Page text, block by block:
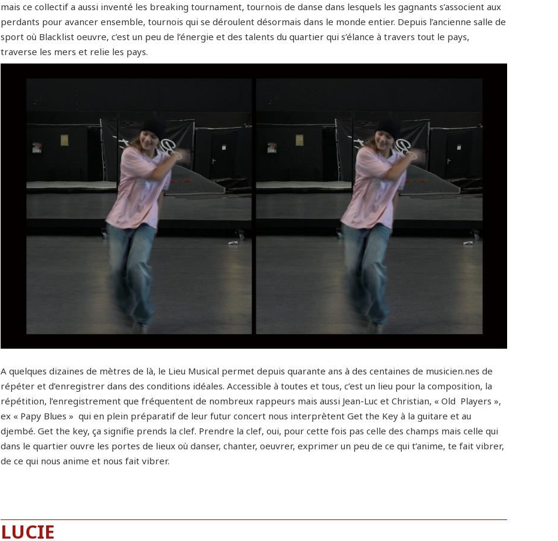
mais ce collectif a aussi inventé les breaking tournament, tournois de danse dans lesquels les gagnants s’associent aux
perdants pour avancer ensemble, tournois qui se déroulent désormais dans le monde entier. Depuis l’ancienne salle de
sport où Blacklist oeuvre, c’est un peu de l’énergie et des talents du quartier qui s’élance à travers tout le pays,
traverse les mers et relie les pays.
A quelques dizaines de mètres de là, le Lieu Musical permet depuis quarante ans à des centaines de musicien.nes de
répéter et d’enregistrer dans des conditions idéales. Accessible à toutes et tous, c’est un lieu pour la composition, la
répétition, l’enregistrement que fréquentent de nombreux rappeurs mais aussi Jean-Luc et Christian, « Old Players »,
ex « Papy Blues » qui en plein préparatif de leur futur concert nous interprètent Get the Key à la guitare et au
djembé. Get the key, ça signifie prends la clef. Prendre la clef, oui, pour cette fois pas celle des champs mais celle qui
dans le quartier ouvre les portes de lieux où danser, chanter, oeuvrer, exprimer un peu de ce qui t’anime, te fait vibrer,
de ce qui nous anime et nous fait vibrer.
LUCIE